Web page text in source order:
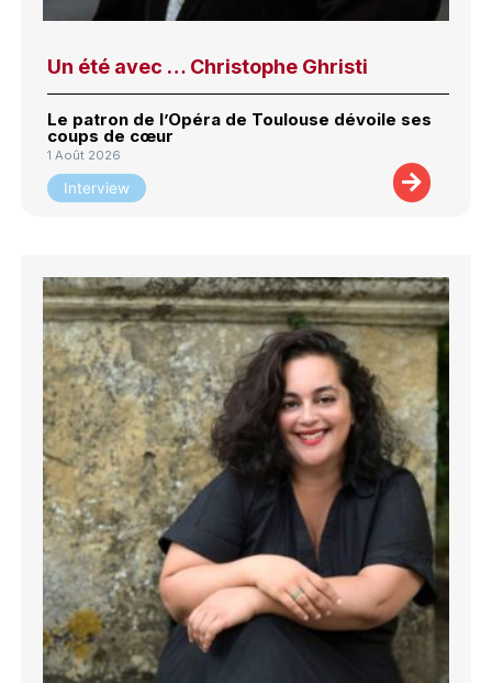
Un été avec … Christophe Ghristi
Le patron de l’Opéra de Toulouse dévoile ses
coups de cœur
1 Août 2026
Interview